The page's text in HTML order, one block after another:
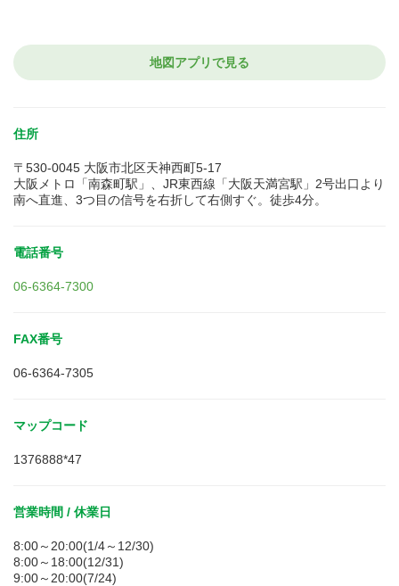
地図アプリで見る
住所
〒530-0045 大阪市北区天神西町5-17
大阪メトロ「南森町駅」、JR東西線「大阪天満宮駅」2号出口より
南へ直進、3つ目の信号を右折して右側すぐ。徒歩4分。
電話番号
06-6364-7300
FAX番号
06-6364-7305
マップコード
1376888*47
営業時間 / 休業日
8:00～20:00(1/4～12/30)
8:00～18:00(12/31)
9:00～20:00(7/24)